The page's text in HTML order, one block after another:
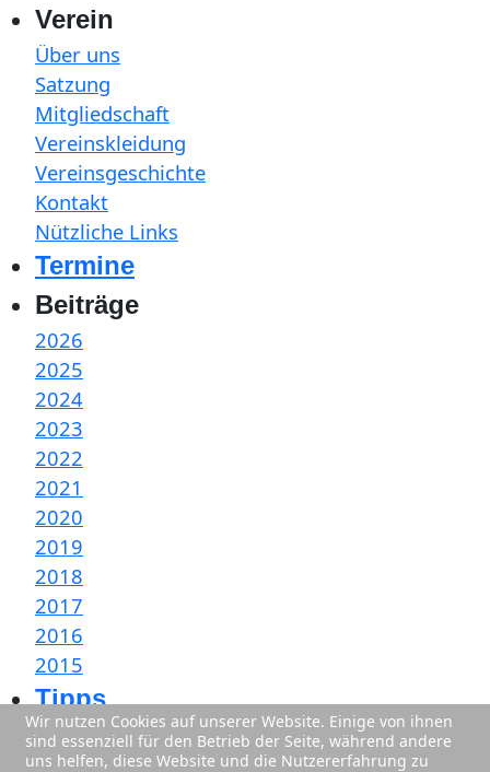
Verein
Über uns
Satzung
Mitgliedschaft
Vereinskleidung
Vereinsgeschichte
Kontakt
Nützliche Links
Termine
Beiträge
2026
2025
2024
2023
2022
2021
2020
2019
2018
2017
2016
2015
Tipps
Facebook
Wir nutzen Cookies auf unserer Website. Einige von ihnen
sind essenziell für den Betrieb der Seite, während andere
uns helfen, diese Website und die Nutzererfahrung zu